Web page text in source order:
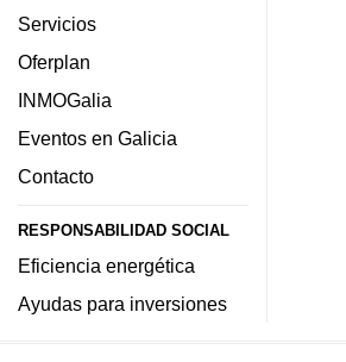
Servicios
Oferplan
INMOGalia
Eventos en Galicia
Contacto
RESPONSABILIDAD SOCIAL
Eficiencia energética
Ayudas para inversiones